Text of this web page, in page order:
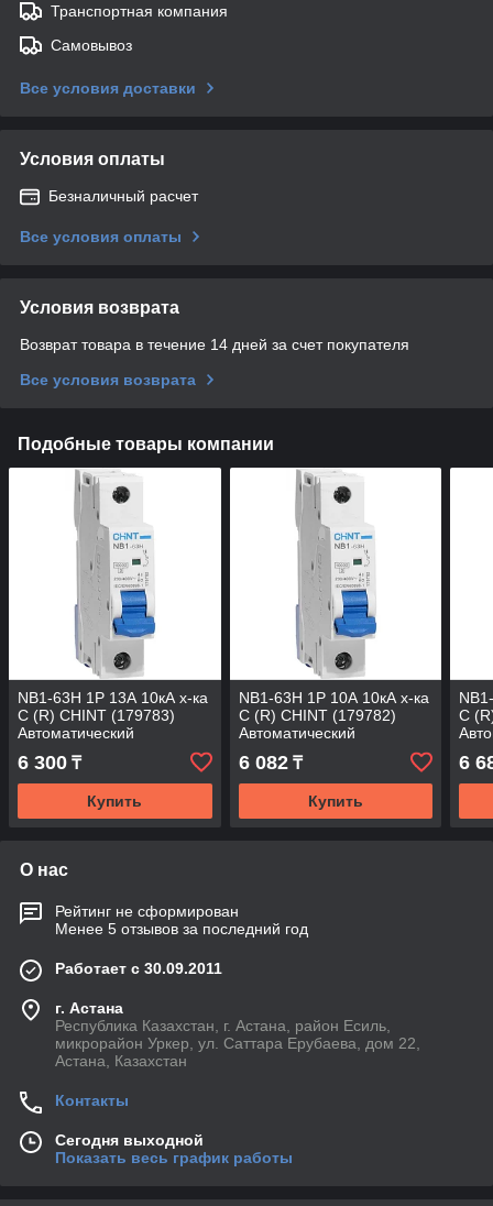
Транспортная компания
Самовывоз
Все условия доставки
Условия оплаты
Безналичный расчет
Все условия оплаты
Условия возврата
Возврат товара в течение 14 дней за счет покупателя
Все условия возврата
Подобные товары компании
NB1-63H 1P 13А 10кА х-ка
C (R) CHINT (179783)
Автоматический
выключатель
6 300 ₸
Купить
NB1-63H 1P 10А 10кА х-ка
C (R) CHINT (179782)
Автоматический
выключатель
6 082₸
Купить
C
6
О нас
Рейтинг не сформирован
Менее 5 отзывов за последний год
Работает с 30.09.2011
г. Астана
Республика Казахстан, г. Астана, район Есиль,
микрорайон Уркер, ул. Саттара Ерубаева, дом 22,
Астана, Казахстан
Контакты
Сегодня выходной
Показать весь график работы